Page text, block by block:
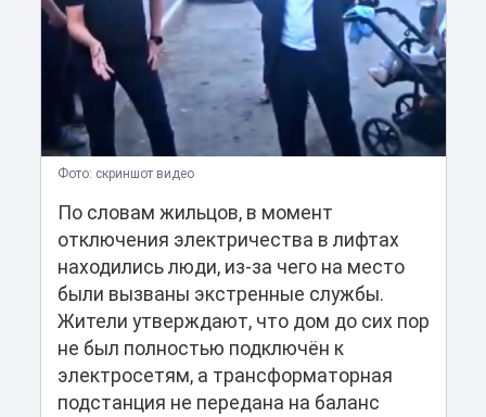
Фото: скриншот видео
По словам жильцов, в момент
отключения электричества в лифтах
находились люди, из-за чего на место
были вызваны экстренные службы.
Жители утверждают, что дом до сих пор
не был полностью подключён к
электросетям, а трансформаторная
подстанция не передана на баланс